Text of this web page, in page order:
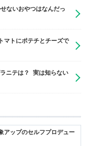
ないおやつはなんだっ
マトにポテチとチーズで
ニテは？ 実は知らない
ップのセルフプロデュー